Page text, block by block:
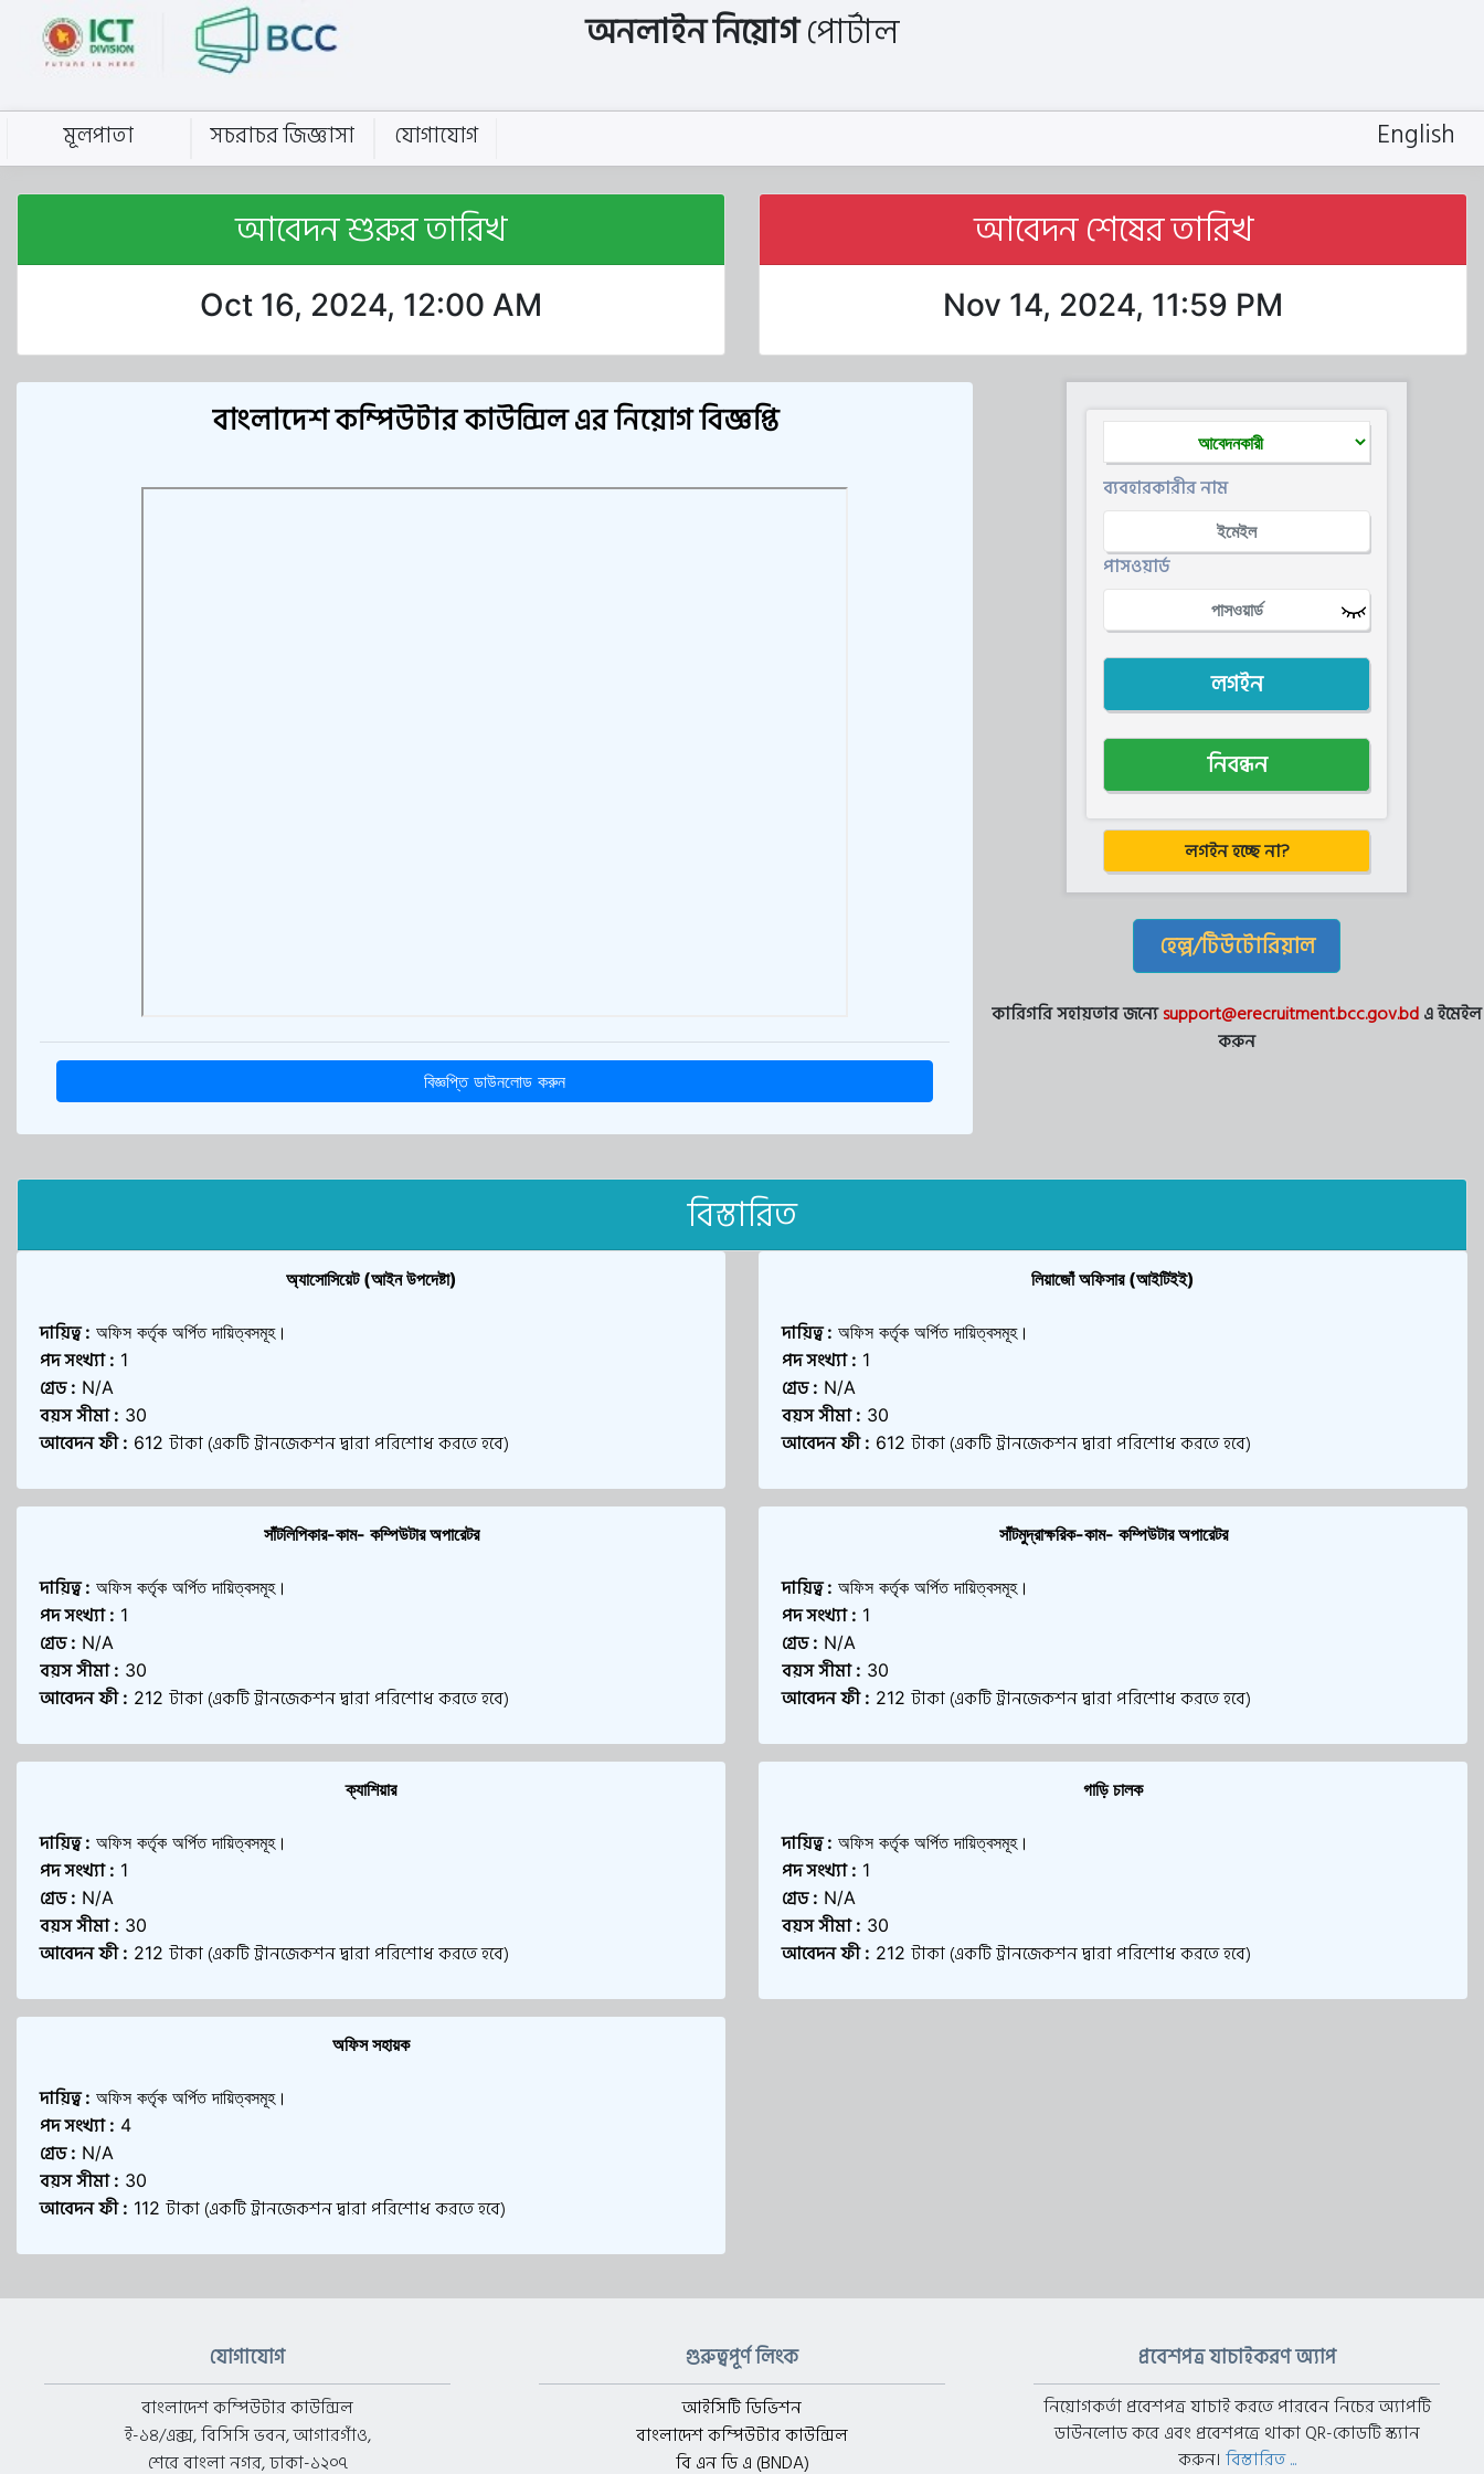
অনলাইন নিয়োগপোর্টাল
মূলপাতা সচরাচর জিজ্ঞাসা যোগাযোগ English
আবেদন শুরুর তারিখ
Oct 16, 2024, 12:00 AM
আবেদন শেষের তারিখ
Nov 14, 2024, 11:59 PM
বাংলাদেশ কম্পিউটার কাউন্সিল এর নিয়োগ বিজ্ঞপ্তি
বিজ্ঞপ্তি ডাউনলোড করুন
ব্যবহারকারীর নাম
পাসওয়ার্ড
লগইন
নিবন্ধন
লগইন হচ্ছে না?
হেল্প/টিউটোরিয়াল
কারিগরি সহায়তার জন্যেsupport@erecruitment.bcc.gov.bdএ ইমেইল
করুন
বিস্তারিত
অ্যাসোসিয়েট (আইন উপদেষ্টা)
দায়িত্ব : অফিস কর্তৃক অর্পিত দায়িত্বসমূহ।
পদ সংখ্যা : 1
গ্রেড : N/A
বয়স সীমা : 30
আবেদন ফী : 612 টাকা (একটি ট্রানজেকশন দ্বারা পরিশোধ করতে হবে)
লিয়াজোঁ অফিসার (আইটিইই)
দায়িত্ব : অফিস কর্তৃক অর্পিত দায়িত্বসমূহ।
পদ সংখ্যা : 1
গ্রেড : N/A
বয়স সীমা : 30
আবেদন ফী : 612 টাকা (একটি ট্রানজেকশন দ্বারা পরিশোধ করতে হবে)
সাঁটলিপিকার-কাম- কম্পিউটার অপারেটর
দায়িত্ব : অফিস কর্তৃক অর্পিত দায়িত্বসমূহ।
পদ সংখ্যা : 1
গ্রেড : N/A
বয়স সীমা : 30
আবেদন ফী : 212 টাকা (একটি ট্রানজেকশন দ্বারা পরিশোধ করতে হবে)
সাঁটমুদ্রাক্ষরিক-কাম- কম্পিউটার অপারেটর
দায়িত্ব : অফিস কর্তৃক অর্পিত দায়িত্বসমূহ।
পদ সংখ্যা : 1
গ্রেড : N/A
বয়স সীমা : 30
আবেদন ফী : 212 টাকা (একটি ট্রানজেকশন দ্বারা পরিশোধ করতে হবে)
ক্যাশিয়ার
দায়িত্ব : অফিস কর্তৃক অর্পিত দায়িত্বসমূহ।
পদ সংখ্যা : 1
গ্রেড : N/A
বয়স সীমা : 30
আবেদন ফী : 212 টাকা (একটি ট্রানজেকশন দ্বারা পরিশোধ করতে হবে)
গাড়ি চালক
দায়িত্ব : অফিস কর্তৃক অর্পিত দায়িত্বসমূহ।
পদ সংখ্যা : 1
গ্রেড : N/A
বয়স সীমা : 30
আবেদন ফী : 212 টাকা (একটি ট্রানজেকশন দ্বারা পরিশোধ করতে হবে)
অফিস সহায়ক
দায়িত্ব : অফিস কর্তৃক অর্পিত দায়িত্বসমূহ।
পদ সংখ্যা : 4
গ্রেড : N/A
বয়স সীমা : 30
আবেদন ফী : 112 টাকা (একটি ট্রানজেকশন দ্বারা পরিশোধ করতে হবে)
যোগাযোগ
বাংলাদেশ কম্পিউটার কাউন্সিল
ই-১৪/এক্স, বিসিসি ভবন, আগারগাঁও,
শেরে বাংলা নগর, ঢাকা-১২০৭
গুরুত্বপূর্ণ লিংক
আইসিটি ডিভিশন
বাংলাদেশ কম্পিউটার কাউন্সিল
বি এন ডি এ (BNDA)
প্রবেশপত্র যাচাইকরণ অ্যাপ
নিয়োগকর্তা প্রবেশপত্র যাচাই করতে পারবেন নিচের অ্যাপটি
ডাউনলোড করে এবং প্রবেশপত্রে থাকা QR-কোডটি স্ক্যান
করুন। বিস্তারিত ...